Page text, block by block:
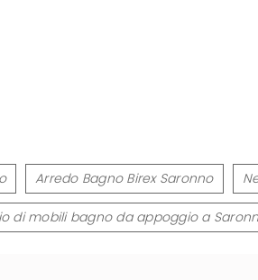
Arredo Bagno Birex Saronno
di mobili bagno da appoggio a